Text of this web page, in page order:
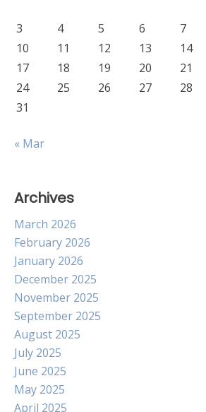
3
4 5 6 7
10
11 12 13 14
17
18 19 20 21
24
25 26 27 28
31
« Mar
Archives
March 2026
February 2026
January 2026
December 2025
November 2025
September 2025
August 2025
July 2025
June 2025
May 2025
April 2025